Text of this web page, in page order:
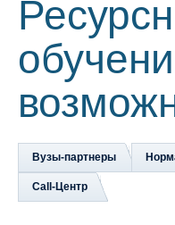
Вузы-партнеры
Сall-Центр